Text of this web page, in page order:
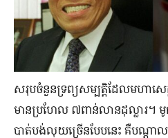
សរុបចំនួនទ្រព្យសម្បត្តិដែលមហាសេ
មានប្រហែល ៧ពាន់លានដុល្លារ។
បាត់បង់លុយច្រើនបែបនេះ គឺបណ្ដាល